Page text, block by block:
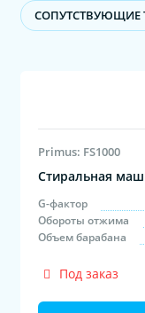
CОПУТСТВУЮЩИЕ
Primus: FS1000
Стиральная
G-фактор
Обороты отжима
Объем барабана
Под заказ